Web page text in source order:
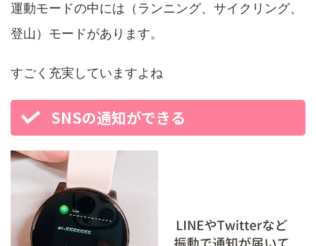
運動モードの中には（ランニング、サイクリング、
登山）モードがあります。
すごく充実していますよね
SNSの通知ができる